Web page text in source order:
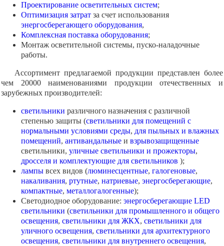
Проектирование осветительных систем;
Оптимизация затрат за счет использования
энергосберегающего оборудования,
Комплексная поставка оборудования;
Монтаж осветительной системы, пуско-наладочные
работы.
Ассортимент предлагаемой продукции представлен более
чем 20000 наименованиями продукции отечественных и
зарубежных производителей:
светильники различного назначения с различной
степенью защиты (светильники для помещений с
нормальными условиями среды, для пыльных и влажных
помещений, антивандальные и взрывозащищенные
светильники, уличные светильники и прожекторы,
дросселя и комплектующие для светильников );
лампы всех видов (люминесцентные, галогеновые,
накаливания, ртутные, натриевые, энергосберегающие,
компактные, металлогалогенные);
Светодиодное оборудование: энергосберегающие LED
светильники (светильники для промышленного и общего
освещения, светильники для ЖКХ, светильники для
уличного освещения, светильники для архитектурного
освещения, светильники для внутреннего освещения,